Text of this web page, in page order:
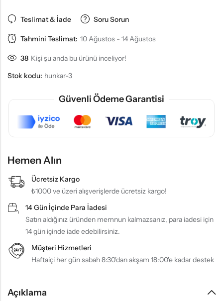
Teslimat & İade Soru Sorun
Tahmini Teslimat: 10 Ağustos - 14 Ağustos
38 Kişi şu anda bu ürünü inceliyor!
Stok kodu: hunkar-3
Güvenli Ödeme Garantisi
Hemen Alın
Ücretsiz Kargo
₺1000 ve üzeri alışverişlerde ücretsiz kargo!
14 Gün İçinde Para İadesi
Satın aldığınız üründen memnun kalmazsanız, para iadesi için
14 gün içinde iade edebilirsiniz.
Müşteri Hizmetleri
Haftaiçi her gün sabah 8:30'dan akşam 18:00'e kadar destek
Açıklama